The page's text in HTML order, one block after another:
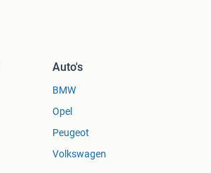
Auto's
BMW
Opel
Peugeot
Volkswagen